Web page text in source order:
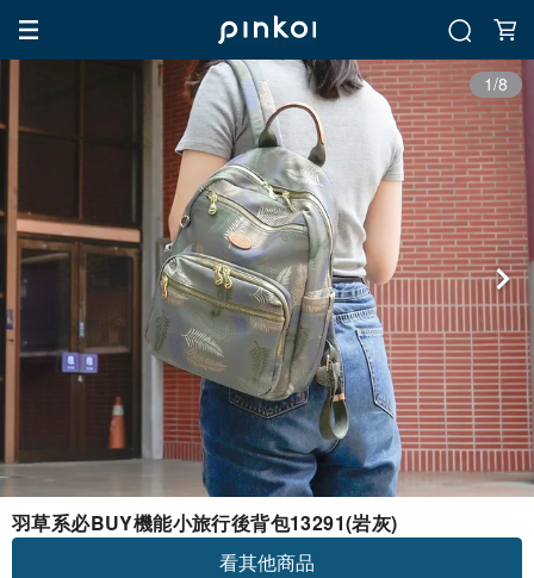
1/8
羽草系必BUY機能小旅行後背包13291(岩灰)
看其他商品